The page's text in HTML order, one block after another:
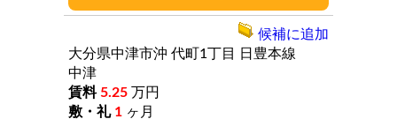
大分県中津市沖 代町1丁目
日豊本線
中津
5.25 万円
1 ヶ月
候補に追加